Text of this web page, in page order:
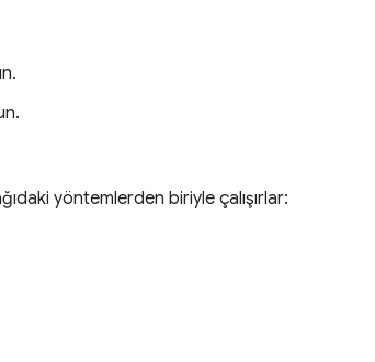
yöntemlerden biriyle çalışırlar: